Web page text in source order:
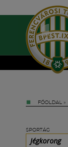
FŐOLDAL »
SPORTÁG
Jégkorong